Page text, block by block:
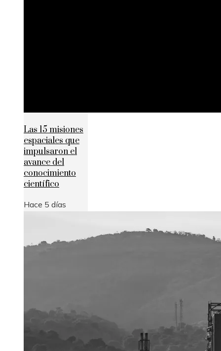
Las 15 misiones
espaciales que
impulsaron el
avance del
conocimiento
científico
Hace 5 días